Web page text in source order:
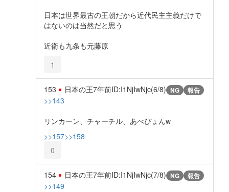
日本は世界最古の王朝だから近代民主主義だけで
はないのは当然だと思う
近衛も九条も元藤原
1
153 日本の王7年前ID:I1NjIwNjc(6/8) NG 報告
>>143
リンカーン、チャーチル、あべぴょんw
>>157>>158
0
154 日本の王7年前ID:I1NjIwNjc(7/8) NG 報告
>>149